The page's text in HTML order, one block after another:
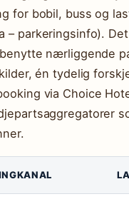
for bobil, buss og
– parkeringsinfo).
nærliggende
én tydelig
via Choice